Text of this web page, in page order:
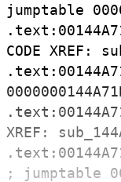
jumptable
. text:
CODE XREF:
. text:
. text:
XREF:
sub_
. text:
;
jumptable